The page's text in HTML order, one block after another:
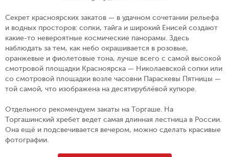
Секрет красноярских закатов — в удачном сочетании рельефа
и водных просторов: сопки, тайга и широкий Енисей создают
какие-то невероятные космические панорамы. Здесь
наблюдать за тем, как небо окрашивается в розовые,
оранжевые и фиолетовые тона, лучше всего с самой высокой
смотровой площадки Красноярска — Николаевской сопки или
со смотровой площадки возле часовни Параскевы Пятницы —
той самой, что изображена на десятирублёвой купюре.
Отдельного рекомендуем закаты на Торгаше. На
Торгашинский хребет ведет самая длинная лестница в России.
Она ещё и подсвечивается вечером, можно сделать красивые
фотографии.